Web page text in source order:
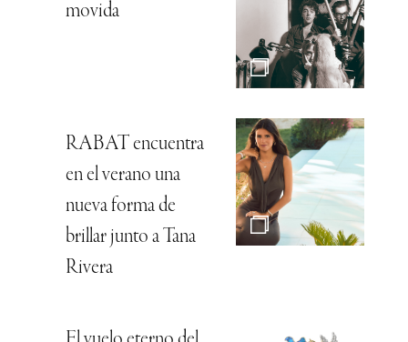
movida
RABAT encuentra
en el verano una
nueva forma de
brillar junto a Tana
Rivera